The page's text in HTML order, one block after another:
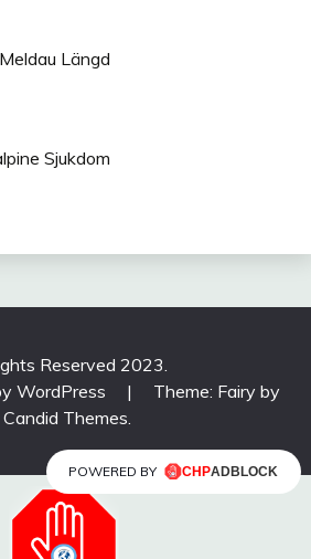
Längd
Sjukdom
Reserved 2023.
WordPress
|
Theme: Fairy by
Candid Themes.
POWERED BY